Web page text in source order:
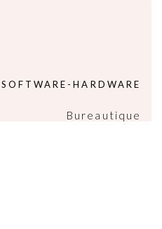
HARDWARE
Bureautique